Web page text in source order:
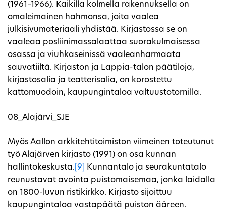
(1961–1966). Kaikilla kolmella rakennuksella on
omaleimainen hahmonsa, joita vaalea
julkisivumateriaali yhdistää. Kirjastossa se on
vaaleaa posliinimassalaattaa suorakulmaisessa
osassa ja viuhkaseinissä vaaleanharmaata
sauvatiiltä. Kirjaston ja Lappia-talon päätiloja,
kirjastosalia ja teatterisalia, on korostettu
kattomuodoin, kaupungintaloa valtuustotornilla.
08_Alajärvi_SJE
Myös Aallon arkkitehtitoimiston viimeinen toteutunut
työ Alajärven kirjasto (1991) on osa kunnan
hallintokeskusta. [9]
Kunnantalo ja seurakuntatalo
reunustavat avointa puistomaisemaa, jonka laidalla
on 1800-luvun ristikirkko. Kirjasto sijoittuu
kaupungintaloa vastapäätä puiston ääreen.